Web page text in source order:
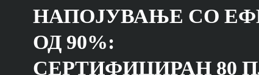
НАПОЈУВАЊЕ СО
ОД 90%:
СЕРТИФИЦИРАН 80